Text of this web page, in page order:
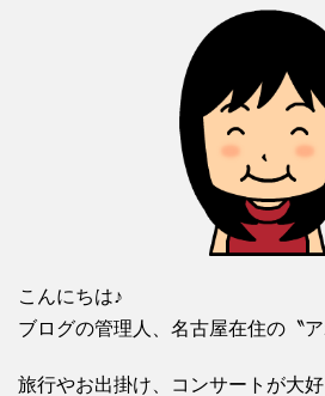
こんにちは♪
ブログの管理人、名古屋在住の〝
旅行やお出掛け、コンサートが大